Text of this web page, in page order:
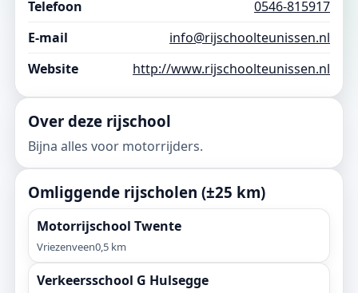
Telefoon
0546-815917
E-mail
info@rijschoolteunissen.nl
Website
http://www.rijschoolteunissen.nl
Over deze rijschool
Bijna alles voor motorrijders.
Omliggende rijscholen (±25 km)
Motorrijschool Twente
Vriezenveen0,5 km
Verkeersschool G Hulsegge